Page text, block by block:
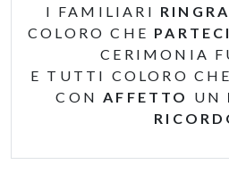
I FAMILIARI
COLORO CHE
CERIMONIA
E TUTTI COLORO CHE
CONAFFETTO UN